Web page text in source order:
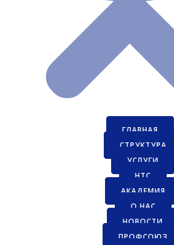
ГЛАВНАЯ
СТРУКТУРА
УСЛУГИ
НТС
АКАДЕМИЯ
О НАС
НОВОСТИ
ПРОФСОЮЗ